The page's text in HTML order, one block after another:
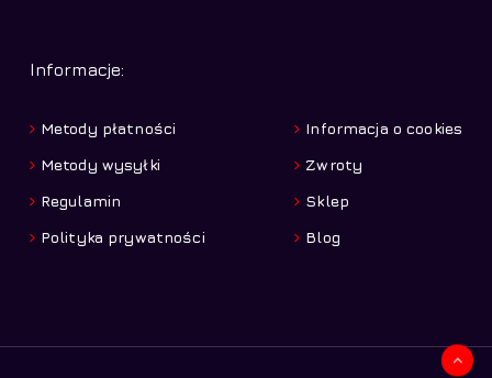
0,00zł
Informacje:
Metody płatności
Metody wysyłki
Regulamin
Polityka prywatności
Informacja o cookies
Zwroty
Sklep
Blog